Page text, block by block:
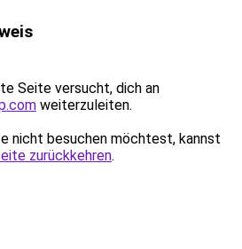
Seite versucht, dich an
weiterzuleiten.
nicht besuchen möchtest, kannst
zurückkehren.